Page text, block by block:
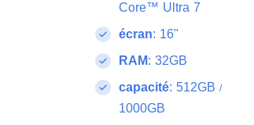
Core™ Ultra 7
écran: 16"
RAM: 32GB
capacité: 512GB /
1000GB